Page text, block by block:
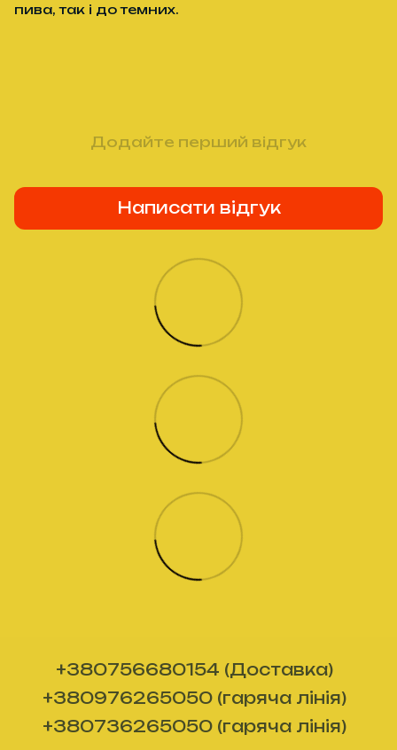
пива, так і до темних.
Додайте перший відгук
Написати відгук
+380756680154 (Доставка)
+380976265050 (гаряча лінія)
+380736265050 (гаряча лінія)